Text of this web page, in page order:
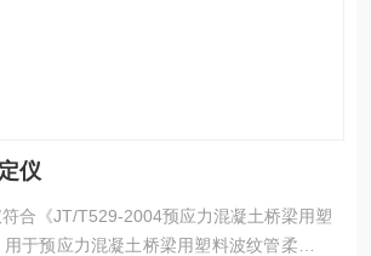
仪
合《JT/T529-2004预应力混凝土桥梁用塑
于预应力混凝土桥梁用塑料波纹管柔性试